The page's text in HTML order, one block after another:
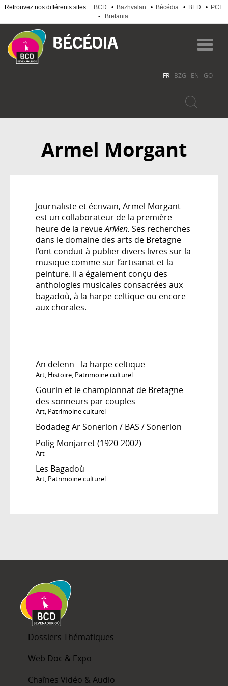
Retrouvez nos différents sites : BCD • Bazhvalan • Bécédia • BED •
PCI
-
Bretania
au
contenu
principal
FR BZG EN GO
Armel Morgant
Journaliste et écrivain, Armel Morgant
est un collaborateur de la première
heure de la revueArMen. Ses recherches
dans le domaine des arts de Bretagne
l’ont conduit à publier divers livres sur la
musique comme sur l’artisanat et la
peinture. Il a également conçu des
anthologies musicales consacrées aux
bagadoù, à la harpe celtique ou encore
aux chorales.
An delenn - la harpe celtique
Art, Histoire, Patrimoine culturel
Gourin et le championnat de Bretagne
des sonneurs par couples
Art, Patrimoine culturel
Bodadeg Ar Sonerion / BAS / Sonerion
Polig Monjarret (1920-2002)
Art
Les Bagadoù
Art, Patrimoine culturel
Dossiers Thématiques
Web Doc & Expo
Chaînes Vidéo & Audio